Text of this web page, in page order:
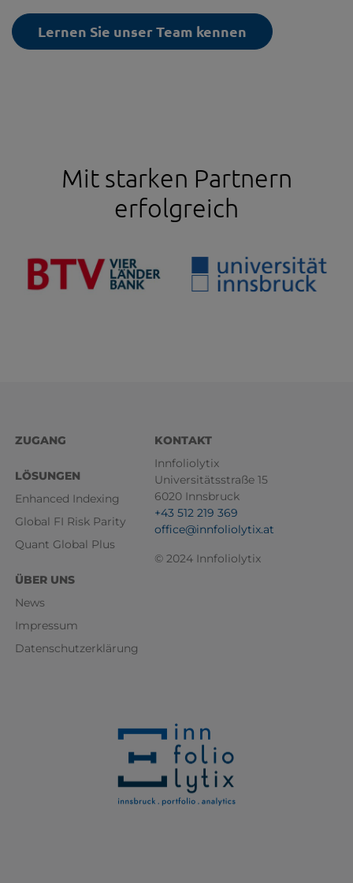
Lernen Sie unser Team kennen
Mit starken Partnern
erfolgreich
Footer
ZUGANG
LÖSUNGEN
Enhanced Indexing
Global FI Risk Parity
Quant Global Plus
ÜBER UNS
News
Impressum
Datenschutzerklärung
KONTAKT
Innfoliolytix
Universitätsstraße 15
6020 Innsbruck
+43 512 219 369
office@innfoliolytix.at
© 2024 Innfoliolytix